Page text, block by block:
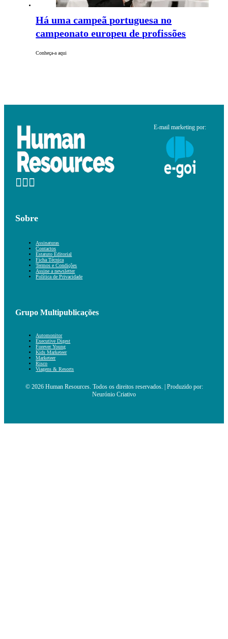
Há uma campeã portuguesa no
campeonato europeu de profissões
Conheça-a aqui
E-mail marketing por:
Sobre
Assinaturas
Contactos
Estatuto Editorial
Ficha Técnica
Termos e Condições
Assine a newsletter
Política de Privacidade
Grupo Multipublicações
Automonitor
Executive Digest
Forever Young
Kids Marketeer
Marketeer
Risco
Viagens & Resorts
© 2026 Human Resources. Todos os direitos reservados. | Produzido por:
Neurónio Criativo